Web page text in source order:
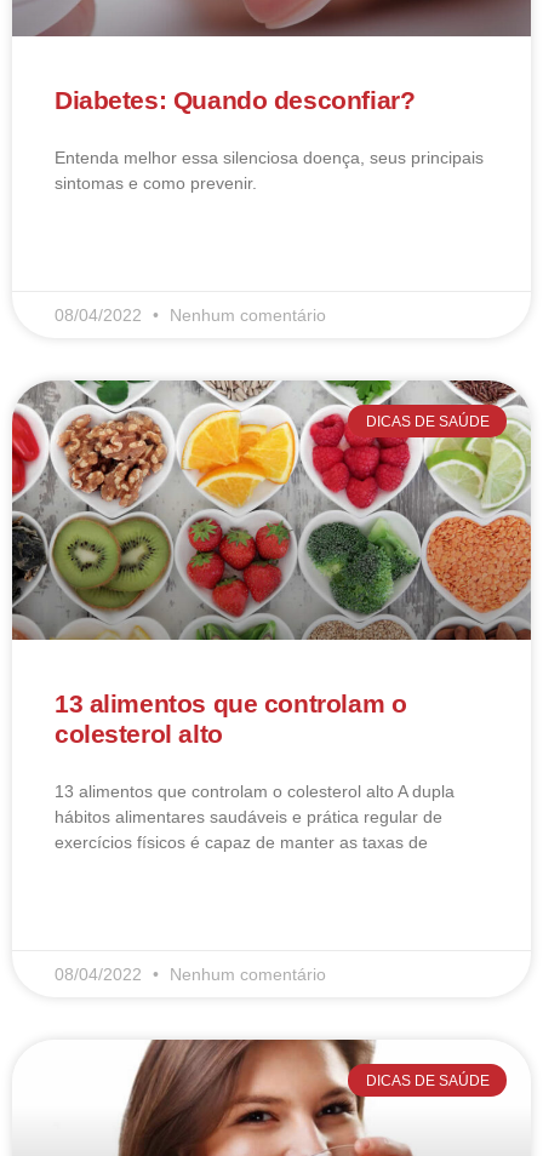
Diabetes: Quando desconfiar?
Entenda melhor essa silenciosa doença, seus principais
sintomas e como prevenir.
08/04/2022 Nenhum comentário
DICAS DE SAÚDE
13 alimentos que controlam o
colesterol alto
13 alimentos que controlam o colesterol alto​ A dupla
hábitos alimentares saudáveis e prática regular de
exercícios físicos é capaz de manter as taxas de
08/04/2022 Nenhum comentário
DICAS DE SAÚDE